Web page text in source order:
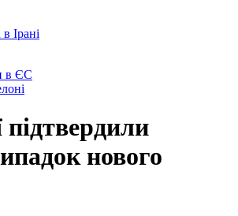
Ірані
в ЄС
нового